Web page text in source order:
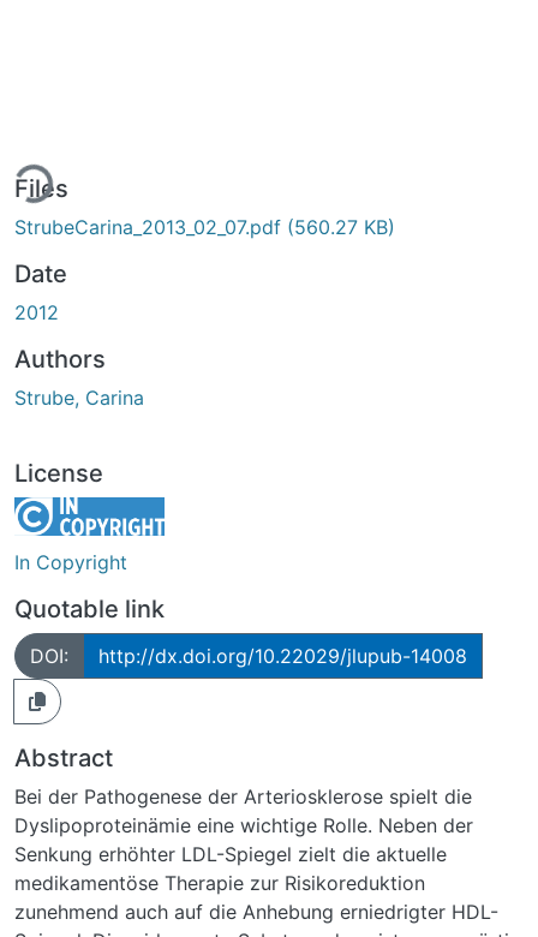
Files
StrubeCarina_2013_02_07.pdf (560.27 KB)
Date
2012
Authors
Strube, Carina
License
In Copyright
Quotable link
DOI: http://dx.doi.org/10.22029/jlupub-14008
Abstract
Bei der Pathogenese der Arteriosklerose spielt die
Dyslipoproteinämie eine wichtige Rolle. Neben der
Senkung erhöhter LDL-Spiegel zielt die aktuelle
medikamentöse Therapie zur Risikoreduktion
zunehmend auch auf die Anhebung erniedrigter HDL-